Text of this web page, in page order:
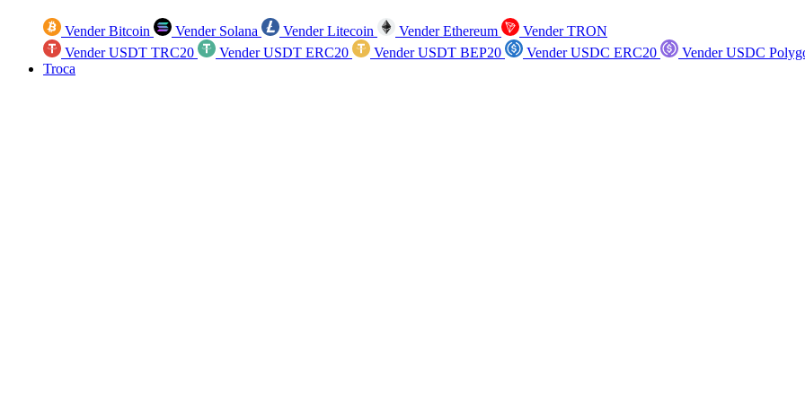
Vender Bitcoin Vender Solana Vender Litecoin Vender Ethereum
Vender TRON
Vender USDT TRC20
Vender USDT ERC20 Vender USDT BEP20 Vender USDC ERC20
Vender USDC
Troca